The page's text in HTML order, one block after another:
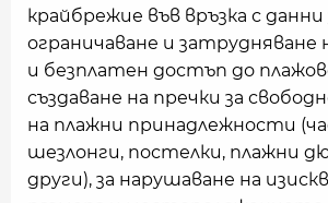
крайбрежие във връзка с данни
ограничаване и затрудняване
и безплатен достъп до
създаване на пречки за
на плажни принадлежности
шезлонги, постелки, плажни
други), за нарушаване на